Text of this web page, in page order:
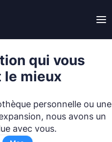
qui vous
le mieux
personnelle ou une
nous avons un
avec vous.